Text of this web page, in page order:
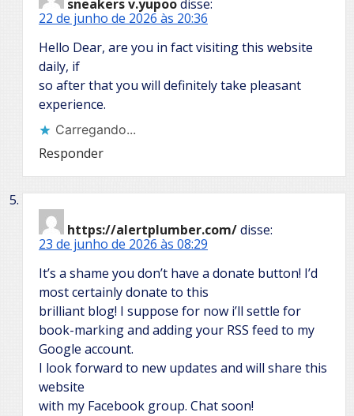
sneakers v.yupoodisse:
22 de junho de 2026 às 20:36
Hello Dear, are you in fact visiting this website
daily, if
so after that you will definitely take pleasant
experience.
Carregando...
Responder
https://alertplumber.com/disse:
23 de junho de 2026 às 08:29
It’s a shame you don’t have a donate button! I’d
most certainly donate to this
brilliant blog! I suppose for now i’ll settle for
book-marking and adding your RSS feed to my
Google account.
I look forward to new updates and will share this
website
with my Facebook group. Chat soon!